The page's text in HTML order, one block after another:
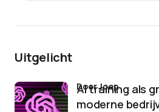
Uitgelicht
AI training als
moderne
door Joep